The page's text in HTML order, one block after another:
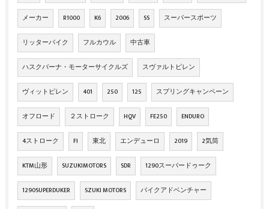
メーカー R1000 K6 2006 SS スーパースポーツ
リッターバイク フルカウル 中古車
ハスクバーナ・モーターサイクルズ スヴァルトピレン
ヴィットピレン 401 250 125 スプリングキャンペーン
オフロード ２ストローク HQV FE250 ENDURO
4ストローク FI 東北 エンデューロ 2019 2気筒
KTM山形 SUZUKIMOTORS SDR 1290スーパードゥーク
1290SUPERDUKER SZUKI MOTORS バイクアドベンチャー